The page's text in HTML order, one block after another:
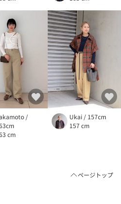
/
cm
Ukai / 157cm
157 cm
ページトップ